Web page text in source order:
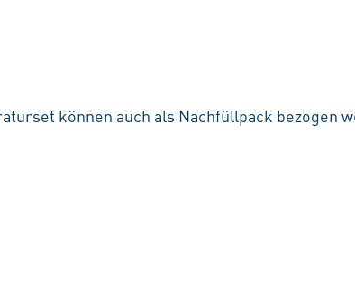
können auch als Nachfüllpack bezogen